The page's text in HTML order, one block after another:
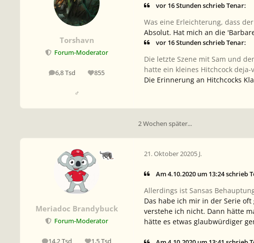
Torshavn
Forum-Moderator
6,8 Tsd
Beiträge 855
Reputation
♂
vor 16 Stunden schrieb Tenar:
Was eine Erleichterung, dass
Absolut. Hat mich an die
vor 16 Stunden schrieb Tenar:
Die letzte Szene mit Sam und
hatte ein kleines Hitchcock deja-
Die Erinnerung an Hitchcocks
2 Wochen später...
Meriadoc Brandybuck
Forum-Moderator
14,2 Tsd 1,5 Tsd
21. Oktober 20205 J.
Am 4.10.2020 um 13:24 schrieb
Allerdings ist Sansas
Das habe ich mir in der Serie
verstehe ich nicht. Dann hätte
hätte es etwas glaubwürdiger